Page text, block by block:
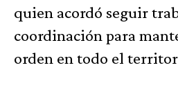
quien acordó seguir
coordinación para
orden en todo el